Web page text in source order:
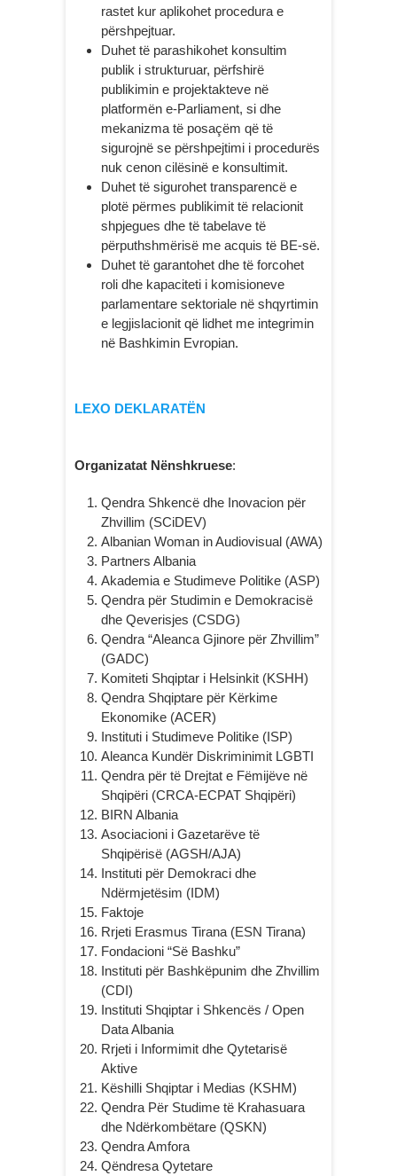
rastet kur aplikohet procedura e
përshpejtuar.
Duhet të parashikohet konsultim
publik i strukturuar, përfshirë
publikimin e projektakteve në
platformën e-Parliament, si dhe
mekanizma të posaçëm që të
sigurojnë se përshpejtimi i procedurës
nuk cenon cilësinë e konsultimit.
Duhet të sigurohet transparencë e
plotë përmes publikimit të relacionit
shpjegues dhe të tabelave të
përputhshmërisë me acquis të BE-së.
Duhet të garantohet dhe të forcohet
roli dhe kapaciteti i komisioneve
parlamentare sektoriale në shqyrtimin
e legjislacionit që lidhet me integrimin
në Bashkimin Evropian.
LEXO DEKLARATËN
Organizatat Nënshkruese:
Qendra Shkencë dhe Inovacion për
Zhvillim (SCiDEV)
Albanian Woman in Audiovisual (AWA)
Partners Albania
Akademia e Studimeve Politike (ASP)
Qendra për Studimin e Demokracisë
dhe Qeverisjes (CSDG)
Qendra “Aleanca Gjinore për Zhvillim”
(GADC)
Komiteti Shqiptar i Helsinkit (KSHH)
Qendra Shqiptare për Kërkime
Ekonomike (ACER)
Instituti i Studimeve Politike (ISP)
Aleanca Kundër Diskriminimit LGBTI
Qendra për të Drejtat e Fëmijëve në
Shqipëri (CRCA-ECPAT Shqipëri)
BIRN Albania
Asociacioni i Gazetarëve të
Shqipërisë (AGSH/AJA)
Instituti për Demokraci dhe
Ndërmjetësim (IDM)
Faktoje
Rrjeti Erasmus Tirana (ESN Tirana)
Fondacioni “Së Bashku”
Instituti për Bashkëpunim dhe Zhvillim
(CDI)
Instituti Shqiptar i Shkencës / Open
Data Albania
Rrjeti i Informimit dhe Qytetarisë
Aktive
Këshilli Shqiptar i Medias (KSHM)
Qendra Për Studime të Krahasuara
dhe Ndërkombëtare (QSKN)
Qendra Amfora
Qëndresa Qytetare